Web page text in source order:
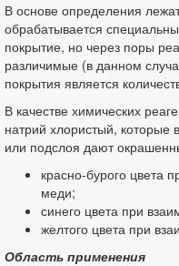
В основе определения
обрабатывается
покрытие, но через поры
различимые (в данном
покрытия является
В качестве химических
натрий хлористый, которые
или подслоя дают
красно-бурого цвета
меди;
синего цвета при
желтого цвета при
Область применения